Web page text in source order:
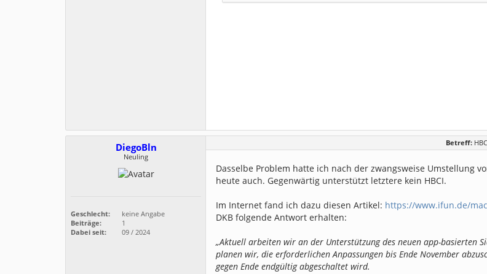
DiegoBln
Neuling
Geschlecht:
keine Angabe
Beiträge:
1
Dabei seit:
09 / 2024
Betreff:
Dasselbe Problem hatte ich nach der zwangsweise Umstellung
heute auch. Gegenwärtig unterstützt letztere kein HBCI.
Im Internet fand ich dazu diesen Artikel: https://www.ifun.de/
DKB folgende Antwort erhalten:
„Aktuell arbeiten wir an der Unterstützung des neuen app-basierten
planen wir, die erforderlichen Anpassungen bis Ende November
gegen Ende endgültig abgeschaltet wird.